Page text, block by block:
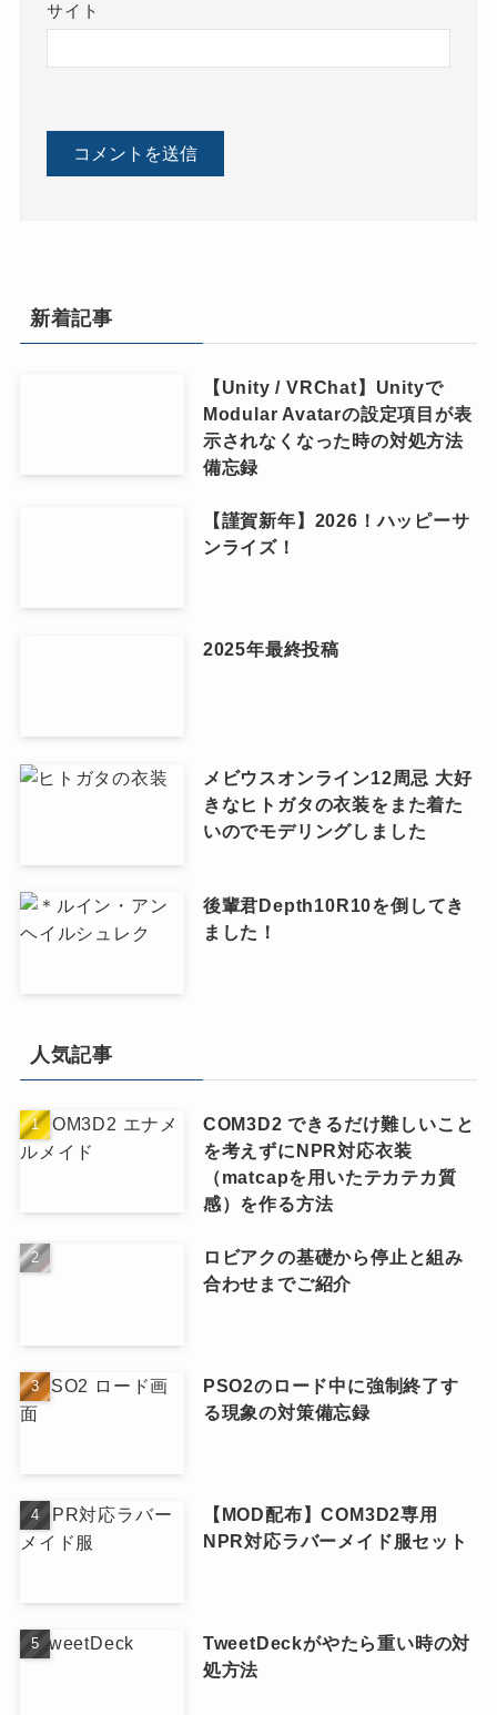
サイト
新着記事
【Unity / VRChat】Unityで
Modular Avatarの設定項目が表
示されなくなった時の対処方法
備忘録
【謹賀新年】2026！ハッピーサ
ンライズ！
2025年最終投稿
メビウスオンライン12周忌 大好
きなヒトガタの衣装をまた着た
いのでモデリングしました
後輩君Depth10R10を倒してき
ました！
人気記事
COM3D2 できるだけ難しいこと
を考えずにNPR対応衣装
（matcapを用いたテカテカ質
感）を作る方法
ロビアクの基礎から停止と組み
合わせまでご紹介
PSO2のロード中に強制終了す
る現象の対策備忘録
【MOD配布】COM3D2専用
NPR対応ラバーメイド服セット
TweetDeckがやたら重い時の対
処方法